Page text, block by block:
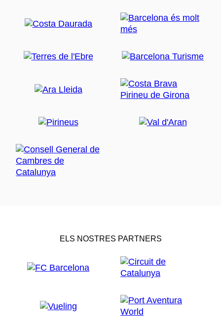
ELS NOSTRES PARTNERS